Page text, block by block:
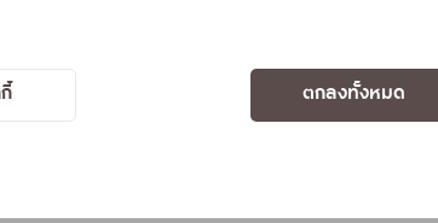
ตกลงทั้งหมด
มีทักษะในการสื่อสาร สามารถเจรจาต่อรอง แก้ไขปัญหาได้ดี
สาขาได้